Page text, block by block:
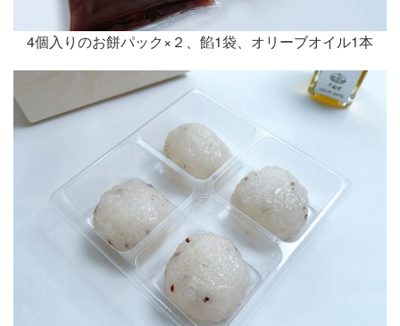
4個入りのお餅パック×２、餡1袋、オリーブオイル1本